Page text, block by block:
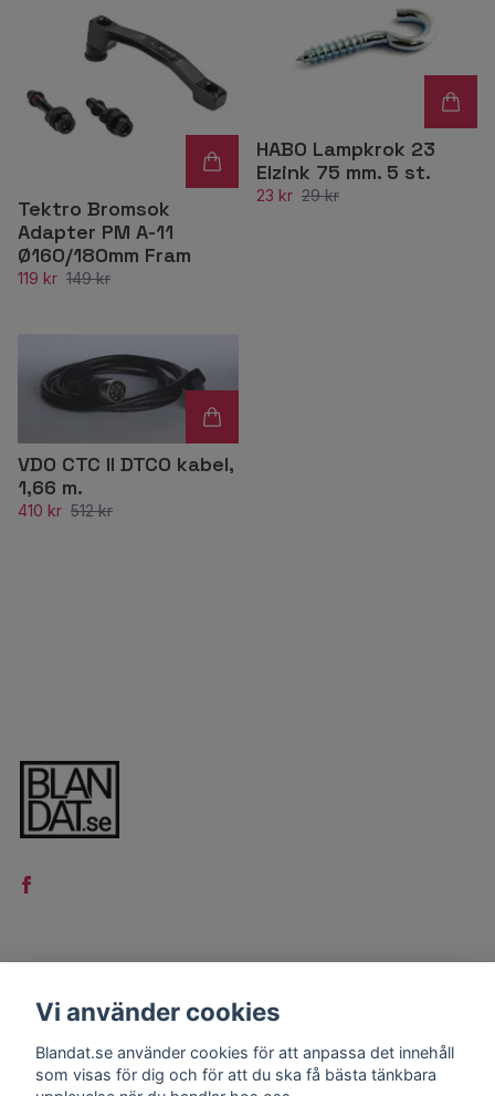
Tektro Bromsok
Adapter PM A-11
Ø160/180mm Fram
119 kr 149 kr
HABO Lampkrok 23
Elzink 75 mm. 5 st.
23 kr 29 kr
VDO CTC II DTCO kabel,
1,66 m.
410 kr 512 kr
Kontakt
Köpvillkor
Vi använder cookies
Blandat.se använder cookies för att anpassa det innehåll
som visas för dig och för att du ska få bästa tänkbara